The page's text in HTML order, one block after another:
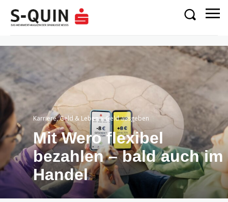
Karriere, Geld & Leben Geld ausgeben
Mit Wero flexibel
bezahlen – bald auch im
Handel